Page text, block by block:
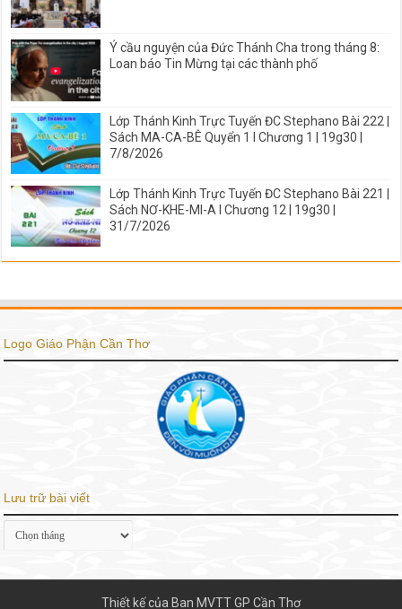
Ý cầu nguyện của Đức Thánh Cha trong tháng 8:
Loan báo Tin Mừng tại các thành phố
Lớp Thánh Kinh Trực Tuyến ĐC Stephano Bài 222 |
Sách MA-CA-BÊ Quyển 1 I Chương 1 | 19g30 |
7/8/2026
Lớp Thánh Kinh Trực Tuyến ĐC Stephano Bài 221 |
Sách NƠ-KHE-MI-A I Chương 12 | 19g30 |
31/7/2026
Logo Giáo Phận Cần Thơ
Lưu trữ bài viết
Lưu
trữ
Thiết kế của Ban MVTT GP Cần Thơ